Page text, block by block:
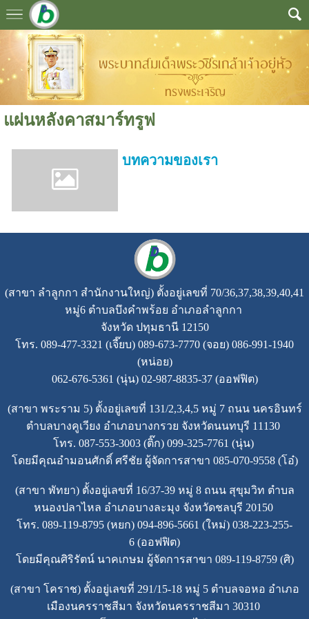
แผ่นหลังคาสมาร์ทรูฟ
บทความของเรา
(สาขา ลำลูกกา สำนักงานใหญ่) ตั้งอยู่เลขที่ 70/36,37,38,39,40,41
หมู่6 ตำบลบึงคำพร้อย อำเภอลำลูกกา
จังหวัด ปทุมธานี 12150
โทร. 089-477-3321 (เจี๊ยบ) 089-673-7770 (จอย) 086-991-1940
(หน่อย)
062-676-5361 (นุ่น) 02-987-8835-37 (ออฟฟิต)
(สาขา พระราม 5) ตั้งอยู่เลขที่ 131/2,3,4,5 หมู่ 7 ถนน นครอินทร์
ตำบลบางคูเวียง อำเภอบางกรวย จังหวัดนนทบุรี 11130
โทร. 087-553-3003 (ติ๊ก) 099-325-7761 (นุ่น)
โดยมีคุณอำมอนศักดิ์ ศรีชัย ผู้จัดการสาขา 085-070-9558 (โอ๋)
(สาขา พัทยา) ตั้งอยู่เลขที่ 16/37-39 หมู่ 8 ถนน สุขุมวิท ตำบล
หนองปลาไหล อำเภอบางละมุง จังหวัดชลบุรี 20150
โทร. 089-119-8795 (หยก) 094-896-5661 (ใหม่) 038-223-255-
6 (ออฟฟิต)
โดยมีคุณศิริรัตน์ นาคเกษม ผู้จัดการสาขา 089-119-8759 (ศิ)
(สาขา โคราช) ตั้งอยู่เลขที่ 291/15-18 หมู่ 5 ตำบลจอหอ อำเภอ
เมืองนครราชสีมา จังหวัดนครราชสีมา 30310